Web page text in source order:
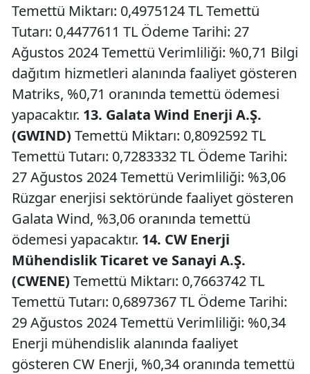
Temettü Miktarı: 0,4975124 TL Temettü
Tutarı: 0,4477611 TL Ödeme Tarihi: 27
Ağustos 2024 Temettü Verimliliği: %0,71 Bilgi
dağıtım hizmetleri alanında faaliyet gösteren
Matriks, %0,71 oranında temettü ödemesi
yapacaktır. 13. Galata Wind Enerji A.Ş.
(GWIND) Temettü Miktarı: 0,8092592 TL
Temettü Tutarı: 0,7283332 TL Ödeme Tarihi:
27 Ağustos 2024 Temettü Verimliliği: %3,06
Rüzgar enerjisi sektöründe faaliyet gösteren
Galata Wind, %3,06 oranında temettü
ödemesi yapacaktır. 14. CW Enerji
Mühendislik Ticaret ve Sanayi A.Ş.
(CWENE) Temettü Miktarı: 0,7663742 TL
Temettü Tutarı: 0,6897367 TL Ödeme Tarihi:
29 Ağustos 2024 Temettü Verimliliği: %0,34
Enerji mühendislik alanında faaliyet
gösteren CW Enerji, %0,34 oranında temettü